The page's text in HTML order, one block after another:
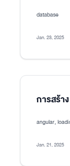
database
Jan. 23, 2025
การสร้า
angular,
Jan. 21, 2025